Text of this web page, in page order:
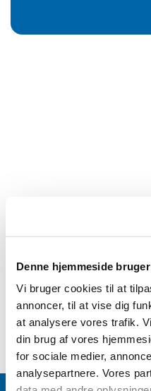
Denne hjemmeside
Vi bruger cookies til at
annoncer, til at vise dig
at analysere vores trafik.
din brug af vores
for sociale medier,
analysepartnere. Vores